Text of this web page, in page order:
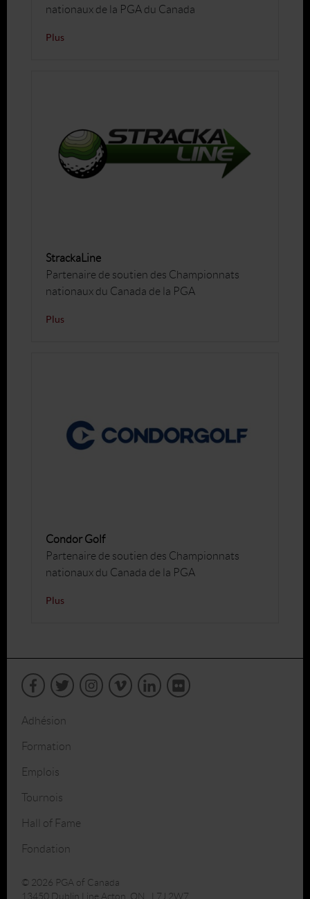
nationaux de la PGA du Canada
Plus
StrackaLine
Partenaire de soutien des Championnats
nationaux du Canada de la PGA
Plus
Condor Golf
Partenaire de soutien des Championnats
nationaux du Canada de la PGA
Plus
Adhésion
Formation
Emplois
Tournois
Hall of Fame
Fondation
© 2026 PGA of Canada
13450 Dublin Line Acton, ON L7J 2W7